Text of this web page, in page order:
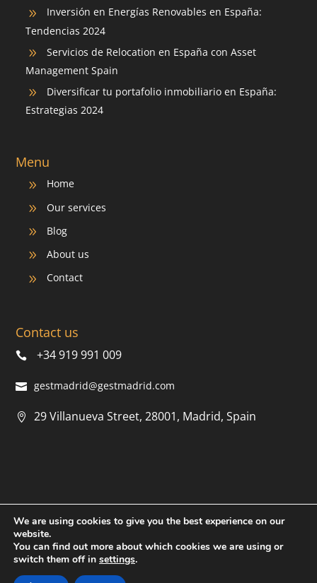
9
Inversión en Energías Renovables en España:
Tendencias 2024
9
Servicios de Relocation en España con Asset
Management Spain
9
Diversificar tu portafolio inmobiliario en España:
Estrategias 2024
Menu
9 Home
9 Our services
9 Blog
9 About us
9 Contact
Contact us
+34 919 991 009
gestmadrid@gestmadrid.com
29 Villanueva Street, 28001, Madrid, Spain
© 2022 AMS.Privacy Policy|Cookies|Legal warning|
We are using cookies to give you the best experience on our
website.
You can find out more about which cookies we are using or
switch them off in settings.